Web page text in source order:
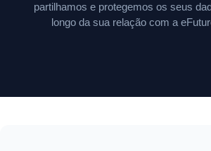
partilhamos e protegemos os seus
longo da sua relação com a